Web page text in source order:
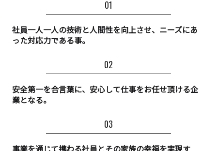
社員一人一人の技術と人間性を向上させ、ニーズにあ
った対応力である事。
安全第一を合言葉に、安心して仕事をお任せ頂ける企
業となる。
事業を通じて携わる社員とその家族の幸福を実現す